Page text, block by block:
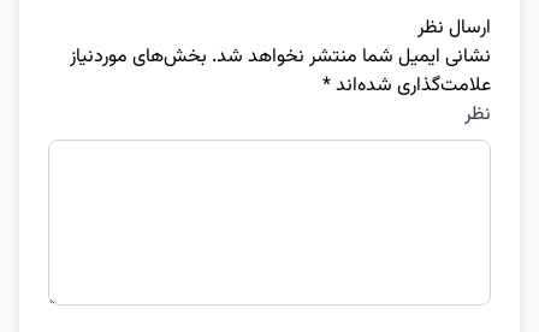
ارسال نظر
نشانی ایمیل شما منتشر نخواهد شد. بخش‌های موردنیاز
علامت‌گذاری شده‌اند*
نظر